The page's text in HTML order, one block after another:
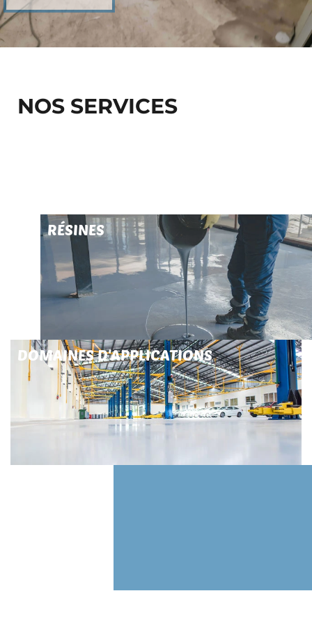
NOS SERVICES
RÉSINES
DOMAINES D'APPLICATIONS